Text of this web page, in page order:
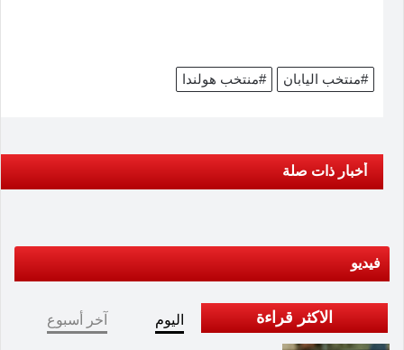
#منتخب هولندا #منتخب اليابان
أخبار ذات صلة
فيديو
الاكثر قراءة اليوم آخر أسبوع